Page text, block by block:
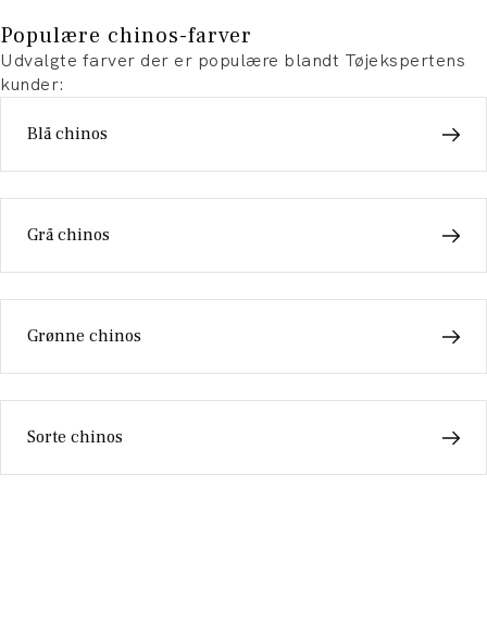
Populære chinos-farver
Udvalgte farver der er populære blandt Tøjekspertens
kunder:
Blå chinos
Grå chinos
Grønne chinos
Sorte chinos